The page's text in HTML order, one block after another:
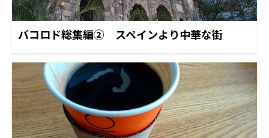
バコロド総集編② スペインより中華な街